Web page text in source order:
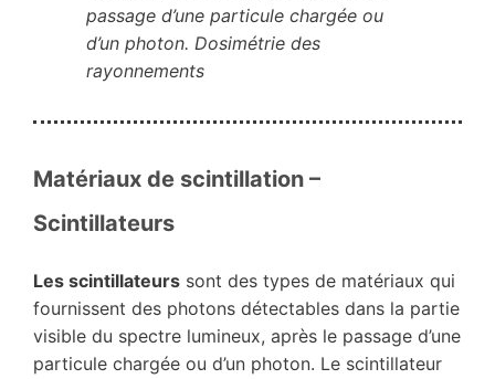
passage d’une particule chargée ou
d’un photon. Dosimétrie des
rayonnements
Matériaux de scintillation –
Scintillateurs
Les scintillateurs sont des types de matériaux qui
fournissent des photons détectables dans la partie
visible du spectre lumineux, après le passage d’une
particule chargée ou d’un photon. Le scintillateur